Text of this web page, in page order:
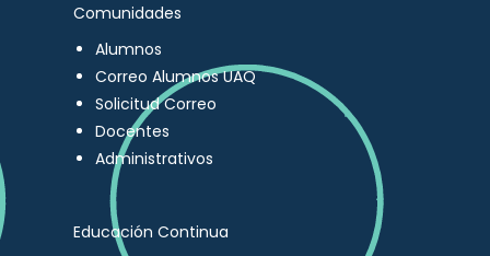
Comunidades
Alumnos
Correo Alumnos UAQ
Solicitud Correo
Docentes
Administrativos
Educación Continua